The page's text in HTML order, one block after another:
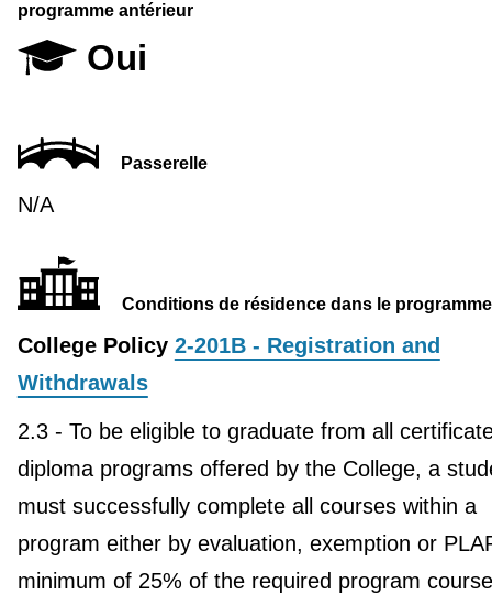
programme antérieur
Oui
Passerelle
N/A
Conditions de résidence dans le programme
College Policy 2-201B - Registration and
Withdrawals
2.3 - To be eligible to graduate from all
diploma programs offered by the College, a
must successfully complete all courses within a
program either by evaluation, exemption or
minimum of 25% of the required program